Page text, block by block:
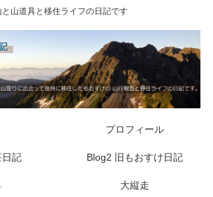
と山道具と移住ライフの日記です
プロフィール
日記 Blog2 旧もおすけ日記
大縦走